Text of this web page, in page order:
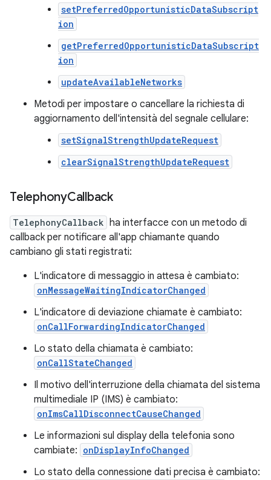
setPreferredOpportunisticDataSubscript
ion
getPreferredOpportunisticDataSubscript
ion
updateAvailableNetworks
Metodi per impostare o cancellare la richiesta di
aggiornamento dell'intensità del segnale cellulare:
setSignalStrengthUpdateRequest
clearSignalStrengthUpdateRequest
TelephonyCallback
TelephonyCallback ha interfacce con un metodo di
callback per notificare all'app chiamante quando
cambiano gli stati registrati:
L'indicatore di messaggio in attesa è cambiato:
onMessageWaitingIndicatorChanged
L'indicatore di deviazione chiamate è cambiato:
onCallForwardingIndicatorChanged
Lo stato della chiamata è cambiato:
onCallStateChanged
Il motivo dell'interruzione della chiamata del sistema
multimediale IP (IMS) è cambiato:
onImsCallDisconnectCauseChanged
Le informazioni sul display della telefonia sono
cambiate: onDisplayInfoChanged
Lo stato della connessione dati precisa è cambiato: